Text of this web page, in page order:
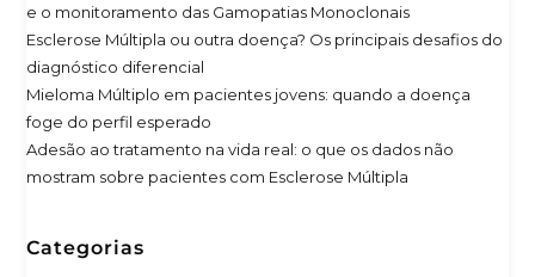
e o monitoramento das Gamopatias Monoclonais
Esclerose Múltipla ou outra doença? Os principais desafios do
diagnóstico diferencial
Mieloma Múltiplo em pacientes jovens: quando a doença
foge do perfil esperado
Adesão ao tratamento na vida real: o que os dados não
mostram sobre pacientes com Esclerose Múltipla
Categorias